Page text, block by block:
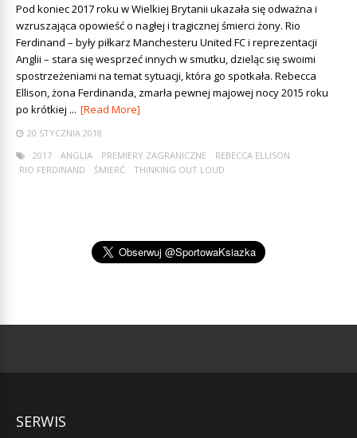
Pod koniec 2017 roku w Wielkiej Brytanii ukazała się odważna i
wzruszająca opowieść o nagłej i tragicznej śmierci żony. Rio
Ferdinand – były piłkarz Manchesteru United FC i reprezentacji
Anglii – stara się wesprzeć innych w smutku, dzieląc się swoimi
spostrzeżeniami na temat sytuacji, która go spotkała. Rebecca
Ellison, żona Ferdinanda, zmarła pewnej majowej nocy 2015 roku
po krótkiej ... [Read More]
20 STYCZNIA 2018
2017
ANGLIA PREMIERY ZAGRANICZNE
REBECCA ELLISON
RIO FERDINAND
ŚMIERĆ THINKING OUT LOUD
SERWIS